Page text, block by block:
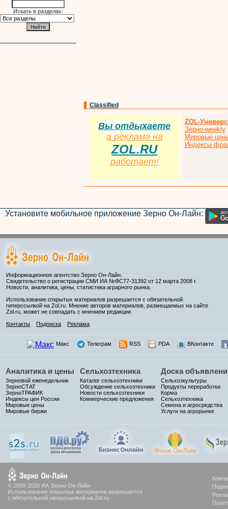
Искать в разделах:
Classified
Вы отдыхаете
ареклама на
ZOL.RU
работает!
ZOL-
Зерно-weekly
Мировые
Индексы
Установите мобильное приложение Зерно Он-Лайн:
Информационное агентство Зерно Он-Лайн.
Свидетельство о регистрации СМИ ИА №ФС77-31392 от 12 марта 2008 г.
Новости, аналитика, цены, статистика аграрного рынка.
Использование открытых материалов разрешается с обязательной
гиперссылкой на Zol.ru. Мнение авторов материалов, размещаемых на сайте
Zol.ru, может не совпадать с мнением редакции.
Контакты
Подписка Реклама
Макс Телеграм RSS PDA ВКонтакте
Аналитика и цены
Зерновой еженедельник
ЗерноСТАТ
ЗерноТРАФИК
Индексы цен России
Мировые цены
Мировые биржи
Сельхозтехника
Каталог сельхозтехники
Обсуждение сельхозтехники
Новости сельхозтехники
Коммерческие предложения
Доска
Сельхозкультуры
Продукты переработки
Корма
Сельхозтехника
Семена и агросредства
Услуги на агрорынке
© 2000-2026 ИА Зерно Он-Лайн
Использование открытых материалов разрешается
с обязательной гиперссылкой на Zol.ru